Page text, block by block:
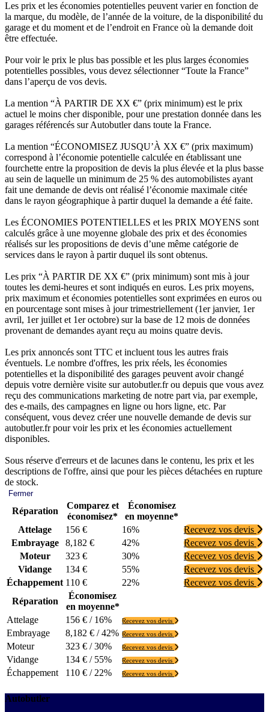
Les prix et les économies potentielles peuvent varier en fonction de
la marque, du modèle, de l’année de la voiture, de la disponibilité du
garage et du moment et de l’endroit en France où la demande doit
être effectuée.
Pour voir le prix le plus bas possible et les plus larges économies
potentielles possibles, vous devez sélectionner “Toute la France”
dans l’aperçu de vos devis.
La mention “À PARTIR DE XX €” (prix minimum) est le prix
actuel le moins cher disponible, pour une prestation donnée dans les
garages référencés sur Autobutler dans toute la France.
La mention “ÉCONOMISEZ JUSQU’À XX €” (prix maximum)
correspond à l’économie potentielle calculée en établissant une
fourchette entre la proposition de devis la plus élevée et la plus basse
au sein de laquelle un minimum de 25 % des automobilistes ayant
fait une demande de devis ont réalisé l’économie maximale citée
dans le rayon géographique à partir duquel la demande a été faite.
Les ÉCONOMIES POTENTIELLES et les PRIX MOYENS sont
calculés grâce à une moyenne globale des prix et des économies
réalisés sur les propositions de devis d’une même catégorie de
services dans le rayon à partir duquel ils sont obtenus.
Les prix “À PARTIR DE XX €” (prix minimum) sont mis à jour
toutes les demi-heures et sont indiqués en euros. Les prix moyens,
prix maximum et économies potentielles sont exprimées en euros ou
en pourcentage sont mises à jour trimestriellement (1er janvier, 1er
avril, 1er juillet et 1er octobre) sur la base de 12 mois de données
provenant de demandes ayant reçu au moins quatre devis.
Les prix annoncés sont TTC et incluent tous les autres frais
éventuels. Le nombre d'offres, les prix réels, les économies
potentielles et la disponibilité des garages peuvent avoir changé
depuis votre dernière visite sur autobutler.fr ou depuis que vous avez
reçu des communications marketing de notre part via, par exemple,
des e-mails, des campagnes en ligne ou hors ligne, etc. Par
conséquent, vous devez créer une nouvelle demande de devis sur
autobutler.fr pour voir les prix et les économies actuellement
disponibles.
Sous réserve d'erreurs et de lacunes dans le contenu, les prix et les
descriptions de l'offre, ainsi que pour les pièces détachées en rupture
de stock.
Fermer
Réparation
Comparez et
économisez*
Économisez
en moyenne*
Attelage
156 € 16%
Recevez vos devis
Embrayage
8,182 € 42%
Recevez vos devis
Moteur
323 € 30%
Recevez vos devis
Vidange
134 € 55%
Recevez vos devis
Échappement 110 € 22%
Recevez vos devis
Réparation
Économisez
en moyenne*
Attelage
156 € / 16% Recevez vos devis
Embrayage 8,182 € / 42% Recevez vos devis
Moteur 323 € / 30% Recevez vos devis
Vidange 134 € / 55% Recevez vos devis
Échappement 110 € / 22% Recevez vos devis
Autobutler